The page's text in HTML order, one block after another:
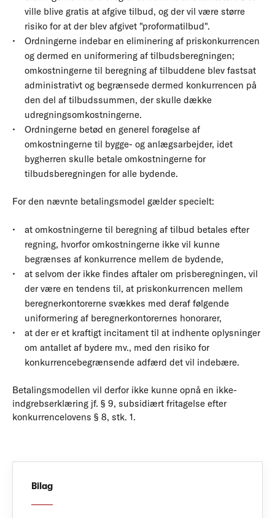
ville blive gratis at afgive tilbud, og der vil være større
risiko for at der blev afgivet "proformatilbud".
Ordningerne indebar en eliminering af priskonkurrencen
og dermed en uniformering af tilbudsberegningen;
omkostningerne til beregning af tilbuddene blev fastsat
administrativt og begrænsede dermed konkurrencen på
den del af tilbudssummen, der skulle dække
udregningsomkostningerne.
Ordningerne betød en generel forøgelse af
omkostningerne til bygge- og anlægsarbejder, idet
bygherren skulle betale omkostningerne for
tilbudsberegningen for alle bydende.
For den nævnte betalingsmodel gælder specielt:
at omkostningerne til beregning af tilbud betales efter
regning, hvorfor omkostningerne ikke vil kunne
begrænses af konkurrence mellem de bydende,
at selvom der ikke findes aftaler om prisberegningen, vil
der være en tendens til, at priskonkurrencen mellem
beregnerkontorerne svækkes med deraf følgende
uniformering af beregnerkontorernes honorarer,
at der er et kraftigt incitament til at indhente oplysninger
om antallet af bydere mv., med den risiko for
konkurrencebegrænsende adfærd det vil indebære.
Betalingsmodellen vil derfor ikke kunne opnå en ikke-
indgrebserklæring jf. § 9, subsidiært fritagelse efter
konkurrencelovens § 8, stk. 1.
Bilag